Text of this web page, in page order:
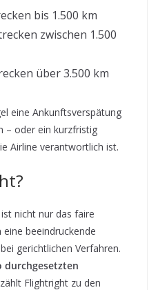
bis 1.500 km
zwischen 1.500
über 3.500 km
eine Ankunftsverspätung
– oder ein kurzfristig
Airline verantwortlich ist.
nicht nur das faire
beeindruckende
gerichtlichen Verfahren.
durchgesetzten
zählt Flightright zu den